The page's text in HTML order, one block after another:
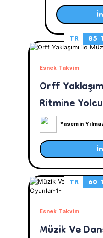
TR
85
Esnek Takvim
Orff
Ritmine
Yasemin
TR
60
Esnek Takvim
Müzik Ve